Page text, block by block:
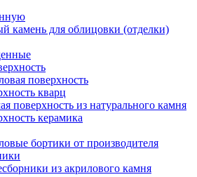
камень для облицовки (отделки)
поверхность
кварц
поверхность из натурального камня
керамика
бортики от производителя
из акрилового камня